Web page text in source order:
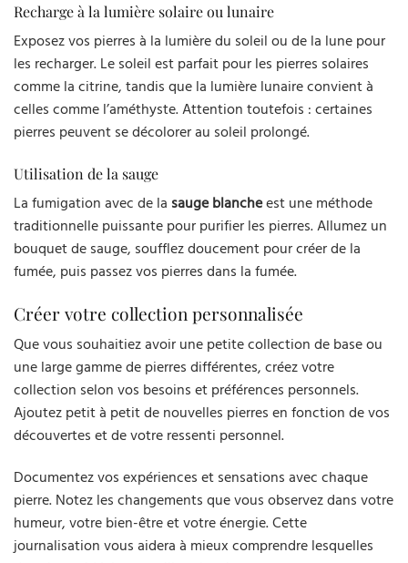
Recharge à la lumière solaire ou lunaire
Exposez vos pierres à la lumière du soleil ou de la lune pour
les recharger. Le soleil est parfait pour les pierres solaires
comme la citrine, tandis que la lumière lunaire convient à
celles comme l’améthyste. Attention toutefois : certaines
pierres peuvent se décolorer au soleil prolongé.
Utilisation de la sauge
La fumigation avec de la sauge blancheest une méthode
traditionnelle puissante pour purifier les pierres. Allumez un
bouquet de sauge, soufflez doucement pour créer de la
fumée, puis passez vos pierres dans la fumée.
Créer votre collection personnalisée
Que vous souhaitiez avoir une petite collection de base ou
une large gamme de pierres différentes, créez votre
collection selon vos besoins et préférences personnels.
Ajoutez petit à petit de nouvelles pierres en fonction de vos
découvertes et de votre ressenti personnel.
Documentez vos expériences et sensations avec chaque
pierre. Notez les changements que vous observez dans votre
humeur, votre bien-être et votre énergie. Cette
journalisation vous aidera à mieux comprendre lesquelles